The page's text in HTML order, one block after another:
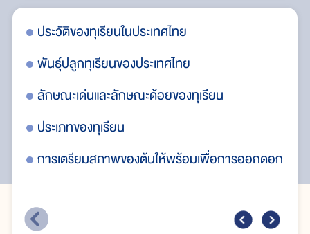
ประวัติของทุเรียนในประเทศไทย
พันธุ์ปลูกทุเรียนของประเทศไทย
ลักษณะเด่นและลักษณะด้อยของทุเรียน
ประเภทของทุเรียน
การเตรียมสภาพของต้นให้พร้อมเพื่อการออกดอก